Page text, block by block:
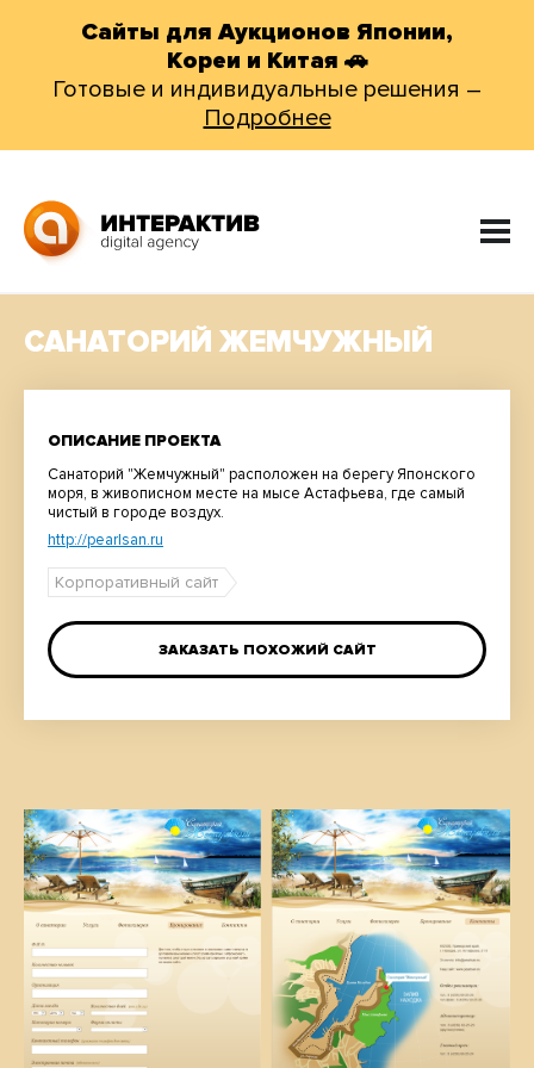
Сайты для Аукционов Японии,
Кореи и Китая 🚗
Готовые и индивидуальные решения –
Подробнее
САНАТОРИЙ ЖЕМЧУЖНЫЙ
ОПИСАНИЕ ПРОЕКТА
Санаторий "Жемчужный" расположен на берегу Японского
моря, в живописном месте на мысе Астафьева, где самый
чистый в городе воздух.
http://pearlsan.ru
Корпоративный сайт
ЗАКАЗАТЬ ПОХОЖИЙ САЙТ